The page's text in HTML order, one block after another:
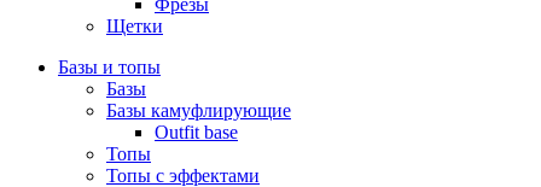
Щетки
Базы и топы
Базы
Базы камуфлирующие
Outfit base
Топы
Топы с эффектами